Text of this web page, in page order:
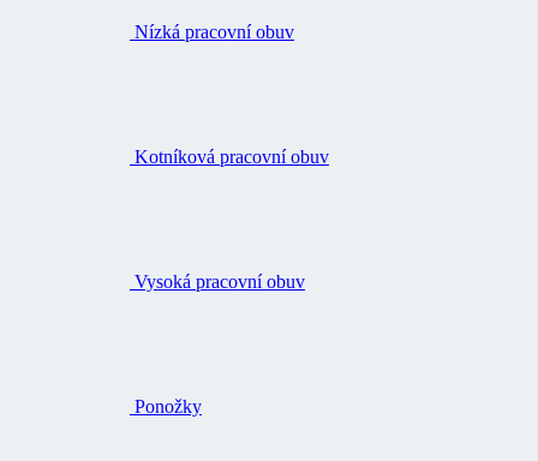
Nízká pracovní obuv
Kotníková pracovní obuv
Vysoká pracovní obuv
Ponožky